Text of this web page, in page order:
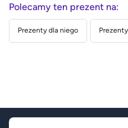
Polecamy ten prezent na:
Prezenty dla niego